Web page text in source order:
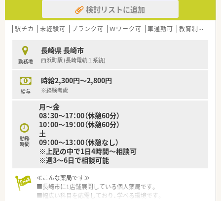
検討リストに追加
駅チカ 未経験可 ブランク可 Ｗワーク可 車通勤可 教育制度あり
勤務地
長崎県 長崎市
西浜町駅 (長崎電軌１系統)
給与
時給2,300円～2,800円
※経験考慮
勤務
時間
月～金
08：30～17：00（休憩60分）
10：00～19：00（休憩60分）
土
09：00～13：00（休憩なし）
※上記の中で1日4時間～相談可
※週3～6日で相談可能
≪こんな薬局です≫
■長崎市に1店舗展開している個人薬局です。
■幅広い科目を応需しており、学べる環境です。